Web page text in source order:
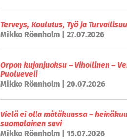
Terveys, Koulutus, Työ ja
Mikko Rönnholm | 27.07.2026
Orpon kujanjuoksu – Vihollinen –
Puolueveli
Mikko Rönnholm | 20.07.2026
Vielä ei olla mätäkuussa –
suomalainen suvi
Mikko Rönnholm | 15.07.2026